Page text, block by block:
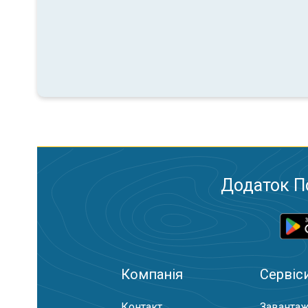
Додаток
Компанія